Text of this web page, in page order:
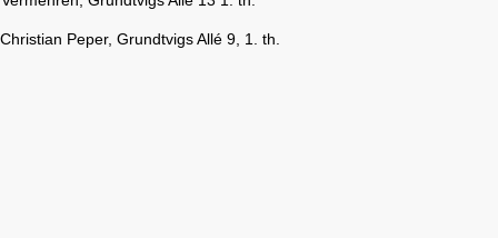
Peper, Grundtvigs Allé 9, 1. th.